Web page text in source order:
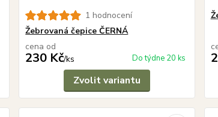
1 hodnocení
Žebrovaná čepice ČERNÁ
cena od
230 Kč/ks Do týdne 20 ks
Zvolit variantu